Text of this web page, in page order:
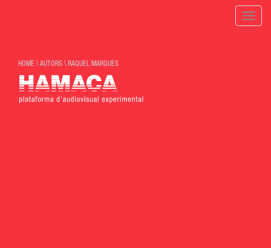
Toggle
HOME \AUTORS \ RAQUEL MARQUES